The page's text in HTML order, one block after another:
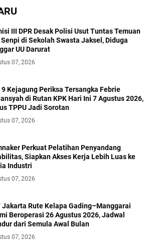
III DPR Desak Polisi Usut Tuntas Temuan
di Sekolah Swasta Jaksel, Diduga
UU Darurat
07, 2026
Kejagung Periksa Tersangka Febrie
di Rutan KPK Hari Ini 7 Agustus 2026,
TPPU Jadi Sorotan
07, 2026
Perkuat Pelatihan Penyandang
Siapkan Akses Kerja Lebih Luas ke
Industri
07, 2026
Jakarta Rute Kelapa Gading–Manggarai
Beroperasi 26 Agustus 2026, Jadwal
dari Semula Awal Bulan
07, 2026